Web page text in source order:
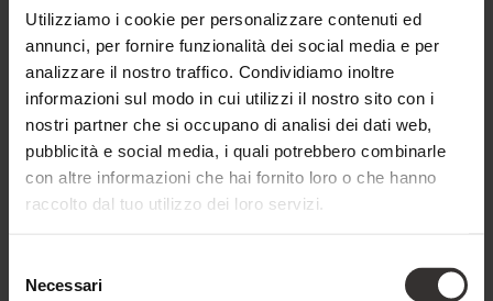
Utilizziamo i cookie per personalizzare contenuti ed
annunci, per fornire funzionalità dei social media e per
analizzare il nostro traffico. Condividiamo inoltre
informazioni sul modo in cui utilizzi il nostro sito con i
nostri partner che si occupano di analisi dei dati web,
pubblicità e social media, i quali potrebbero combinarle
con altre informazioni che hai fornito loro o che hanno
raccolto dal tuo utilizzo dei loro servizi.
delNecessari
coordinamento delle cooperazioni o sviluppo di nuove idee
per i social media: in qualità di responsabile del marketing,
Natalie ha una visione d'insieme di tutto ciò che fa
risplendere il marchio Feuerstein all'esterno. Avendo
studiato turismo, sport e gestione degli eventi, non ha solo
conoscenze specialistiche, ma anche un senso acuto delle
tendenze attuali. Ama cogliere gli impulsi creativi e
non c'è da stupirsi, visto che conosce la Valle di Pflersch e la